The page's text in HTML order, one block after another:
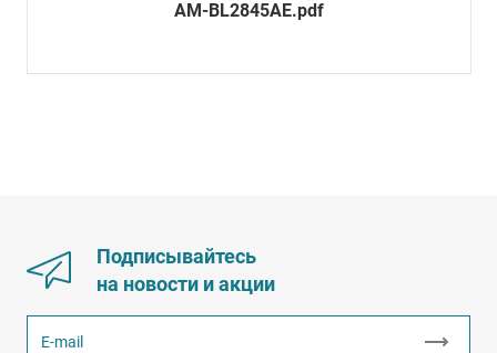
AM-BL2845AE.pdf
Подписывайтесь
на новости и акции